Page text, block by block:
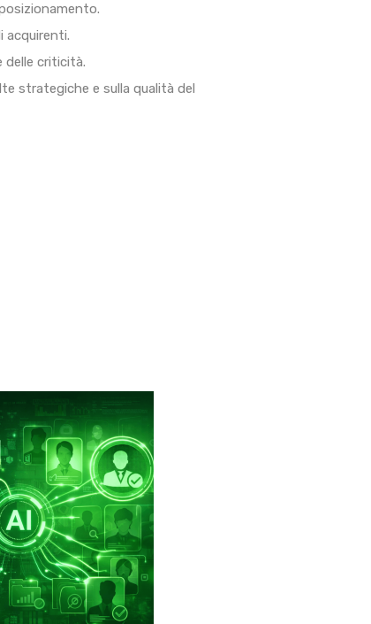
acquirenti.
delle criticità.
strategiche e sulla qualità del